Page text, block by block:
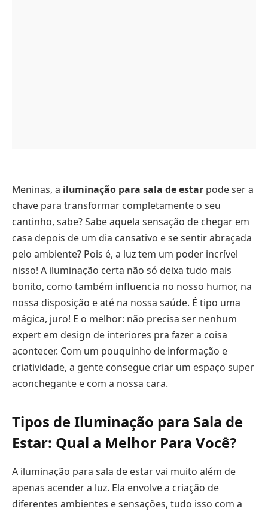
Meninas, a iluminação para sala de estar pode ser a
chave para transformar completamente o seu
cantinho, sabe? Sabe aquela sensação de chegar em
casa depois de um dia cansativo e se sentir abraçada
pelo ambiente? Pois é, a luz tem um poder incrível
nisso! A iluminação certa não só deixa tudo mais
bonito, como também influencia no nosso humor, na
nossa disposição e até na nossa saúde. É tipo uma
mágica, juro! E o melhor: não precisa ser nenhum
expert em design de interiores pra fazer a coisa
acontecer. Com um pouquinho de informação e
criatividade, a gente consegue criar um espaço super
aconchegante e com a nossa cara.
Tipos de Iluminação para Sala de
Estar: Qual a Melhor Para Você?
A iluminação para sala de estar vai muito além de
apenas acender a luz. Ela envolve a criação de
diferentes ambientes e sensações, tudo isso com a